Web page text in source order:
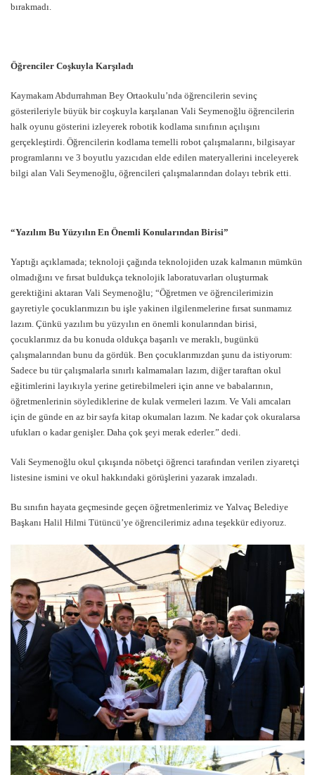
bırakmadı.
Öğrenciler Coşkuyla Karşıladı
Kaymakam Abdurrahman Bey Ortaokulu’nda öğrencilerin sevinç
gösterileriyle büyük bir coşkuyla karşılanan Vali Seymenoğlu öğrencilerin
halk oyunu gösterini izleyerek robotik kodlama sınıfının açılışını
gerçekleştirdi. Öğrencilerin kodlama temelli robot çalışmalarını, bilgisayar
programlarını ve 3 boyutlu yazıcıdan elde edilen materyallerini inceleyerek
bilgi alan Vali Seymenoğlu, öğrencileri çalışmalarından dolayı tebrik etti.
“Yazılım Bu Yüzyılın En Önemli Konularından Birisi”
Yaptığı açıklamada; teknoloji çağında teknolojiden uzak kalmanın mümkün
olmadığını ve fırsat buldukça teknolojik laboratuvarları oluşturmak
gerektiğini aktaran Vali Seymenoğlu; “Öğretmen ve öğrencilerimizin
gayretiyle çocuklarımızın bu işle yakinen ilgilenmelerine fırsat sunmamız
lazım. Çünkü yazılım bu yüzyılın en önemli konularından birisi,
çocuklarımız da bu konuda oldukça başarılı ve meraklı, bugünkü
çalışmalarından bunu da gördük. Ben çocuklarımızdan şunu da istiyorum:
Sadece bu tür çalışmalarla sınırlı kalmamaları lazım, diğer taraftan okul
eğitimlerini layıkıyla yerine getirebilmeleri için anne ve babalarının,
öğretmenlerinin söylediklerine de kulak vermeleri lazım. Ve Vali amcaları
için de günde en az bir sayfa kitap okumaları lazım. Ne kadar çok okuralarsa
ufukları o kadar genişler. Daha çok şeyi merak ederler.” dedi.
Vali Seymenoğlu okul çıkışında nöbetçi öğrenci tarafından verilen ziyaretçi
listesine ismini ve okul hakkındaki görüşlerini yazarak imzaladı.
Bu sınıfın hayata geçmesinde geçen öğretmenlerimiz ve Yalvaç Belediye
Başkanı Halil Hilmi Tütüncü’ye öğrencilerimiz adına teşekkür ediyoruz.